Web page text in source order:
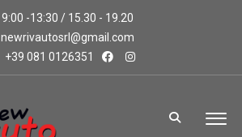
9:00 -13:30 / 15.30 - 19.20
newrivautosrl@gmail.com
+39 081 0126351